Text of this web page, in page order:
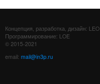
Концепция, разработка, дизайн: LEO
Программирование: LOE
© 2015-2021
email: mail@in3p.ru